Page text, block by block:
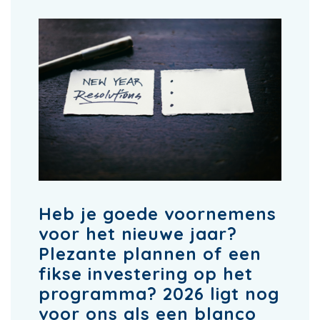
Heb je goede voornemens
voor het nieuwe jaar?
Plezante plannen of een
fikse investering op het
programma? 2026 ligt nog
voor ons als een blanco